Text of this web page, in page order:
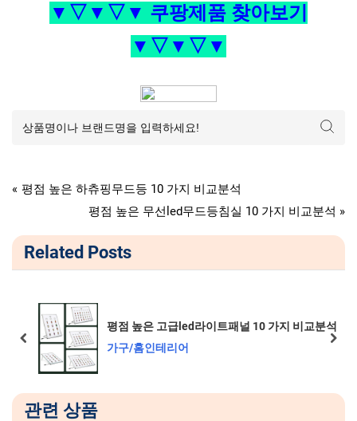
▼▽▼▽▼ 쿠팡제품 찾아보기
▼▽▼▽▼
가구/홈인테리어
글
색
P
v
i
s
s
평점 높은 하츄핑무드등 10 가지 비교분석
N
x
t
o
s
t
:
평점 높은 무선led무드등침실 10 가지 비교분석
Related Posts
10 가지 비교분석 평점 높은 터치등 10 가지 비교
prev next
관련 상품